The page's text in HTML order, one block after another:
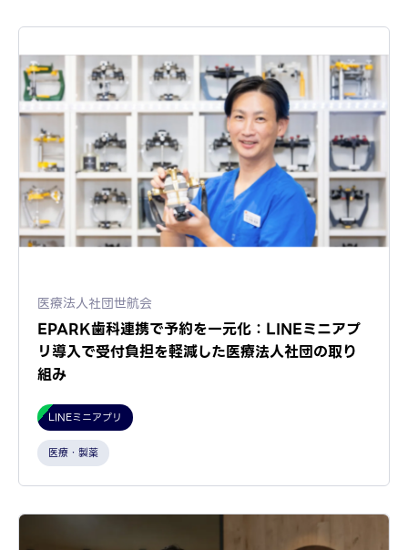
医療法人社団世航会
EPARK歯科連携で予約を一元化：LINEミニアプ
リ導入で受付負担を軽減した医療法人社団の取り
組み
LINEミニアプリ
医療・製薬